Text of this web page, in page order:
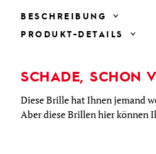
BESCHREIBUNG
PRODUKT-DETAILS
SCHADE, SCHON
Diese Brille hat Ihnen jemand
Aber diese Brillen hier können